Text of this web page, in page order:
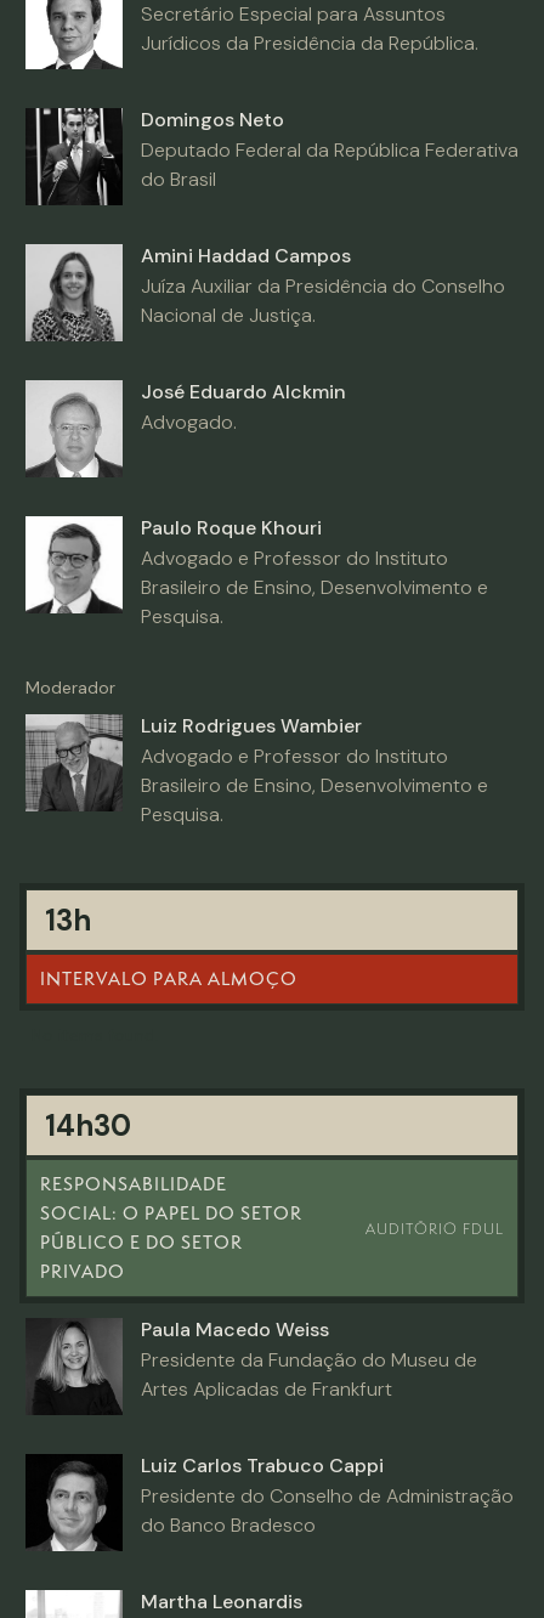
Secretário Especial para Assuntos
Jurídicos da Presidência da República.
Domingos Neto
Deputado Federal da República Federativa
do Brasil
Amini Haddad Campos
Juíza Auxiliar da Presidência do Conselho
Nacional de Justiça.
José Eduardo Alckmin
Advogado.
Paulo Roque Khouri
Advogado e Professor do Instituto
Brasileiro de Ensino, Desenvolvimento e
Pesquisa.
Moderador
Luiz Rodrigues Wambier
Advogado e Professor do Instituto
Brasileiro de Ensino, Desenvolvimento e
Pesquisa.
13h
INTERVALO PARA ALMOÇO
14h30
RESPONSABILIDADE
SOCIAL: O PAPEL DO SETOR
PÚBLICO E DO SETOR
PRIVADO
AUDITÓRIO FDUL
Paula Macedo Weiss
Presidente da Fundação do Museu de
Artes Aplicadas de Frankfurt
Luiz Carlos Trabuco Cappi
Presidente do Conselho de Administração
do Banco Bradesco
Martha Leonardis